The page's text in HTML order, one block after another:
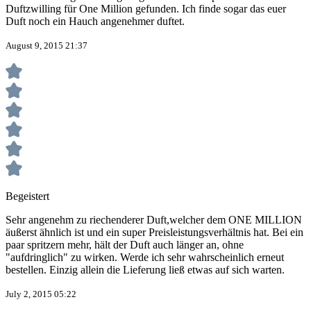
Duftzwilling für One Million gefunden. Ich finde sogar das euer
Duft noch ein Hauch angenehmer duftet.
August 9, 2015 21:37
Begeistert
Sehr angenehm zu riechenderer Duft,welcher dem ONE MILLION
äußerst ähnlich ist und ein super Preisleistungsverhältnis hat. Bei ein
paar spritzern mehr, hält der Duft auch länger an, ohne
"aufdringlich" zu wirken. Werde ich sehr wahrscheinlich erneut
bestellen. Einzig allein die Lieferung ließ etwas auf sich warten.
July 2, 2015 05:22